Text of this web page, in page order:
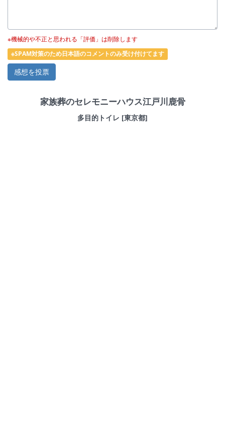
※機械的や不正と思われる「評価」は削除します
※SPAM対策のため日本語のコメントのみ受け付けてます
家族葬のセレモニーハウス江戸川鹿骨
多目的トイレ [東京都]